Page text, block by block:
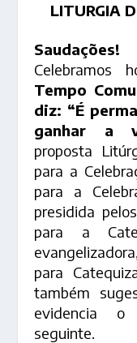
LITURGIA
Saudações!
Celebramos
Tempo
diz: “É
ganhar a
proposta
para a
para a
presidida
para a
para
também
evidencia o
seguinte.